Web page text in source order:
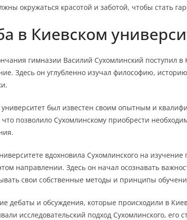
окружаться красотой и заботой, чтобы стать
в Киевском
гимназии Василий Сухомлинский поступил в
Здесь он углубленно изучал философию,
университет был известен своим опытным и
что позволило Сухомлинскому приобрести
вдохновила Сухомлинского на
направлении. Здесь он начал осознавать
свои собственные методы и принципы
дебаты и обсуждения, которые происходили в
исследовательский подход Сухомлинского, его